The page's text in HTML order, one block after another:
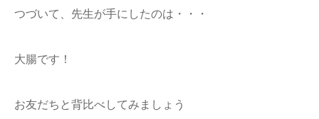
つづいて、先生が手にしたのは・・・
大腸です！
お友だちと背比べしてみましょう